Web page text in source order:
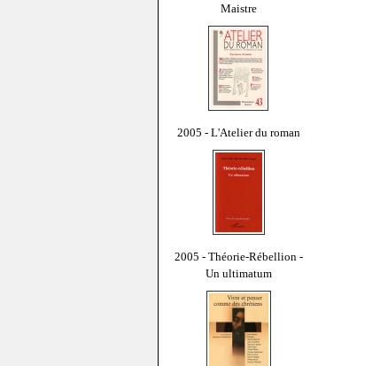
Maistre
2005 - L'Atelier du roman
2005 - Théorie-Rébellion -
Un ultimatum